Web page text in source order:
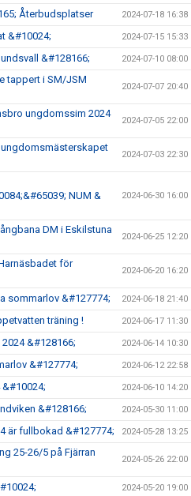
Återbudsplatser 2024-07-18 16:38
&#10024; 2024-07-15 15:33
&#128166; 2024-07-10 08:00
tappert i SM/JSM
2024-07-07 20:40
ungdomssim 2024
2024-07-05 22:00
2024-07-03 22:30
NUM &
2024-06-30 16:00
DM i Eskilstuna
2024-06-25 12:20
för
2024-06-20 16:20
sommarlov &#127774; 2024-06-18 21:40
träning ! 2024-06-17 11:30
&#128166; 2024-06-14 10:30
&#127774; 2024-06-12 22:58
&#10024; 2024-06-10 14:20
&#128166; 2024-05-30 11:00
är fullbokad &#127774; 2024-05-28 13:25
25-26/5 på Fjärran
2024-05-26 22:00
2024-05-20 19:00